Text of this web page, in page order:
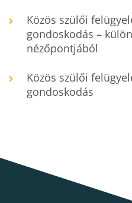
Közös szülői
gondoskodás –
nézőpontjából
Közös szülői
gondoskodás